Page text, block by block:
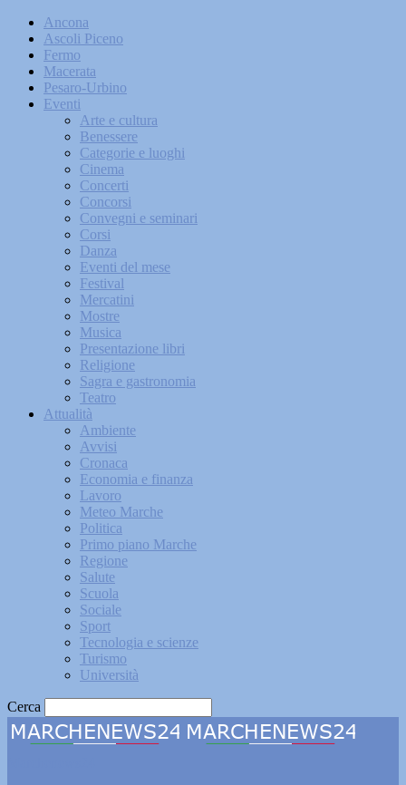
Ancona
Ascoli Piceno
Fermo
Macerata
Pesaro-Urbino
Eventi
Arte e cultura
Benessere
Categorie e luoghi
Cinema
Concerti
Concorsi
Convegni e seminari
Corsi
Danza
Eventi del mese
Festival
Mercatini
Mostre
Musica
Presentazione libri
Religione
Sagra e gastronomia
Teatro
Attualità
Ambiente
Avvisi
Cronaca
Economia e finanza
Lavoro
Meteo Marche
Politica
Primo piano Marche
Regione
Salute
Scuola
Sociale
Sport
Tecnologia e scienze
Turismo
Università
Cerca